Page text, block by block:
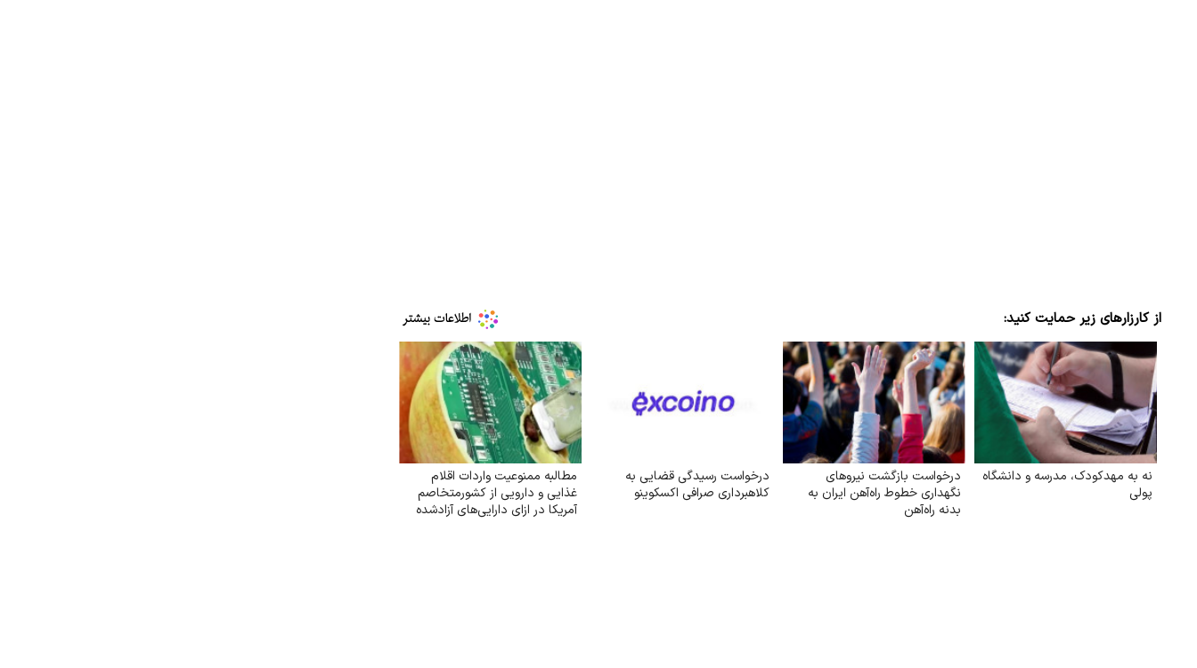
از کارزارهای زیر حمایت کنید:
نه به مهدکودک، مدرسه و دانشگاه
پولی
درخواست بازگشت نیروهای
نگهداری خطوط راه‌آهن ایران به
بدنه راه‌آهن
درخواست رسیدگی قضایی به
کلاهبرداری صرافی اکسکوینو
مطالبه ممنوعیت واردات اقلام
غذایی و دارویی از کشورمتخاصم
آمریکا در ازای دارایی‌های آزادشده